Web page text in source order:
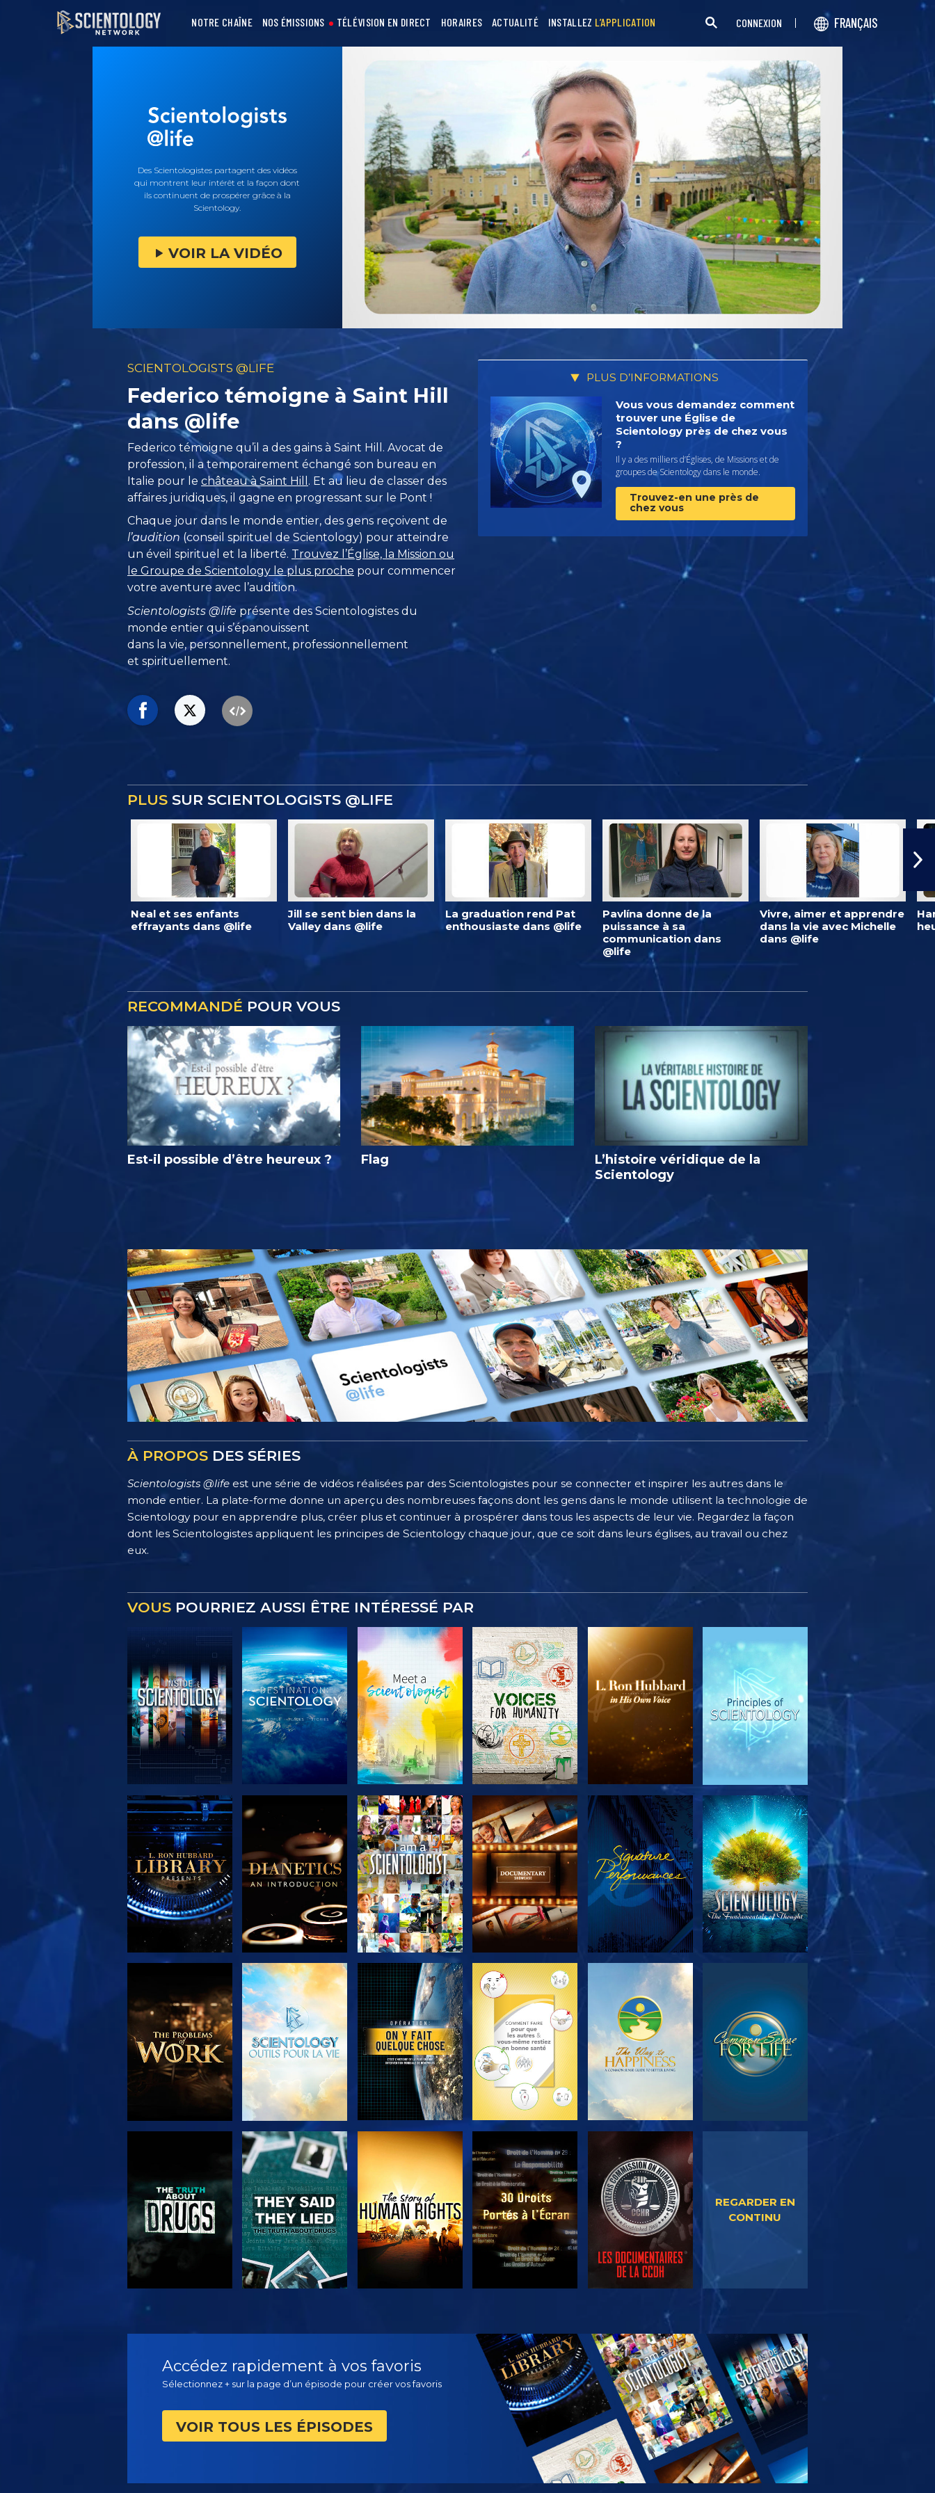
NOTRE CHAÎNE NOS ÉMISSIONS TÉLÉVISION EN DIRECT HORAIRES ACTUALITÉ INSTALLEZ L’APPLICATION CONNEXION FRANÇAIS
Des Scientologistes partagent des vidéos
qui montrent leur intérêt et la façon dont
ils continuent de prospérer grâce à la
Scientology.
VOIR LA VIDÉO
SCIENTOLOGISTS @LIFE
Federico témoigne à Saint Hill
dans @life
Federico témoigne qu’il a des gains à Saint Hill. Avocat de
profession, il a temporairement échangé son bureau en
Italie pour lechâteau à Saint Hill . Et au lieu de classer des
affaires juridiques, il gagne en progressant sur le Pont !
Chaque jour dans le monde entier, des gens reçoivent de
l’audition (conseil spirituel de Scientology) pour atteindre
un éveil spirituel et la liberté. Trouvez l’Église, la Mission ou
le Groupe de Scientology le plus proche pour commencer
votre aventure avec l’audition.
Scientologists @life présente des Scientologistes du
monde entier qui s’épanouissent
dans la vie, personnellement, professionnellement
et spirituellement.
PLUS D’INFORMATIONS
Vous vous demandez comment
trouver une Église de
Scientology près de chez vous
?
Il y a des milliers d’Églises, de Missions et de
groupes de Scientology dans le monde.
Trouvez-en une près de
chez vous
PLUS SUR SCIENTOLOGISTS @LIFE
Neal et ses enfants
effrayants dans @life
Jill se sent bien dans la
Valley dans @life
La graduation rend Pat
enthousiaste dans @life
Pavlína donne de la
puissance à sa
communication dans
@life
Vivre, aimer et apprendre
dans la vie avec Michelle
dans @life
RECOMMANDÉ POUR VOUS
Est-il possible d’être heureux ? Flag
L’histoire véridique de la
Scientology
À PROPOS DES SÉRIES
Scientologists @life est une série de vidéos réalisées par des Scientologistes pour se connecter et inspirer les autres dans le
monde entier. La plate-forme donne un aperçu des nombreuses façons dont les gens dans le monde utilisent la technologie de
Scientology pour en apprendre plus, créer plus et continuer à prospérer dans tous les aspects de leur vie. Regardez la façon
dont les Scientologistes appliquent les principes de Scientology chaque jour, que ce soit dans leurs églises, au travail ou chez
eux.
VOUS POURRIEZ AUSSI ÊTRE INTÉRESSÉ PAR
DÉCOUVRIR LES
SÉRIES
DÉCOUVRIR LES
SÉRIES
DÉCOUVRIR LES
SÉRIES
DÉCOUVRIR LES
SÉRIES
DÉCOUVRIR LES
SÉRIES
REGARDER
DÉCOUVRIR LES
SÉRIES
REGARDER
DÉCOUVRIR LES
SÉRIES
DÉCOUVRIR LES
SÉRIES
DÉCOUVRIR LES
SÉRIES
REGARDER REGARDER REGARDER REGARDER
REGARDER
DÉCOUVRIR LES
SÉRIES
REGARDER EN
CONTINU
Accédez rapidement à vos favoris
Sélectionnez + sur la page d’un épisode pour créer vos favoris
VOIR TOUS LES ÉPISODES